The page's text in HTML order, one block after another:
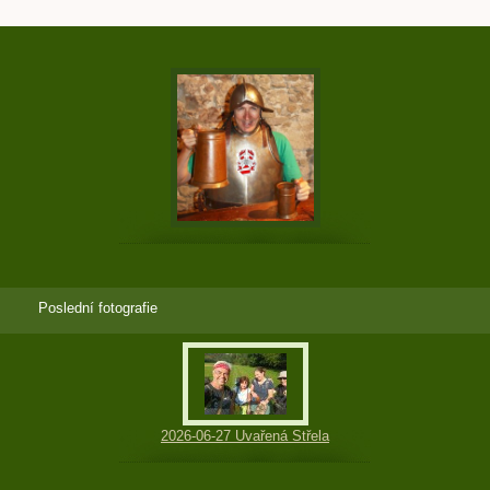
Poslední fotografie
2026-06-27 Uvařená Střela